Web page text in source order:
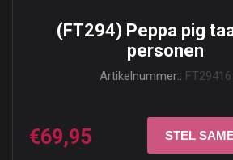
(FT294) Peppa pig
personen
Artikelnummer:: FT29416
€69,95